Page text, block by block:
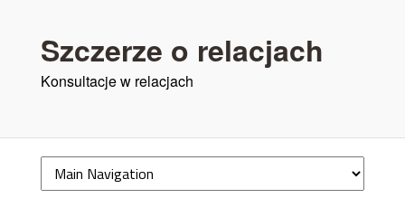
Szczerze o relacjach
Konsultacje w relacjach